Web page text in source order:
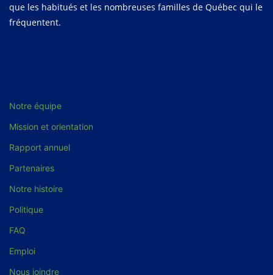
que les habitués et les nombreuses familles de Québec qui le
fréquentent.
Notre équipe
Mission et orientation
Rapport annuel
Partenaires
Notre histoire
Politique
FAQ
Emploi
Nous joindre